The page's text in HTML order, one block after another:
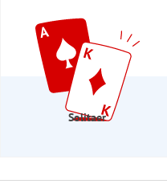
Solitaer